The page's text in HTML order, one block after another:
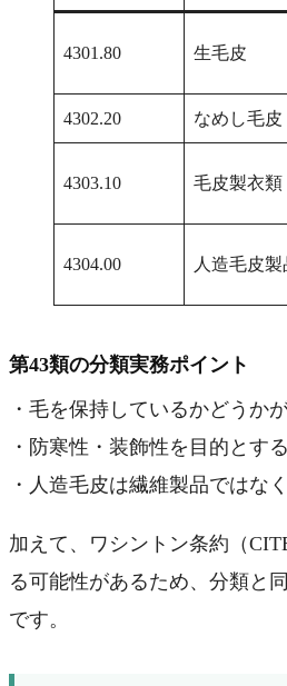
4301.80 生毛皮
4302.20 なめし毛皮
4303.10 毛皮製衣類
4304.00 人造毛皮製
第43類の分類実務ポイント
・毛を保持しているかどうか
・防寒性・装飾性を目的とす
・人造毛皮は繊維製品ではな
加えて、ワシントン条約（
る可能性があるため、分類と
です。